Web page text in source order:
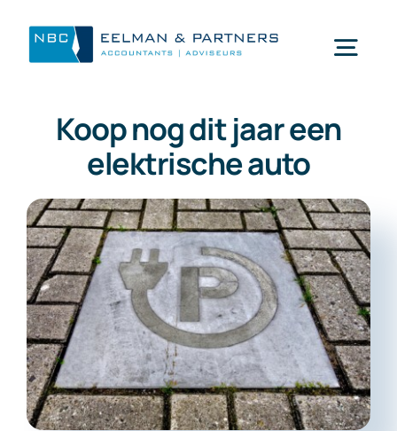
inhoud
Wat doen wij
Mijn NBC Eelman & Partners
Nieuws
Werken bij
Koop nog dit jaar een
elektrische auto